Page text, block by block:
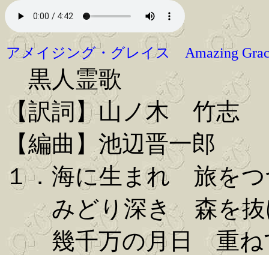
アメイジング・グレイス Amazing
黒人霊歌
【訳詞】山ノ木 竹志
【編曲】池辺晋一郎
１．海に生まれ 旅を
みどり深き 森を抜
幾千万の月日 重ね